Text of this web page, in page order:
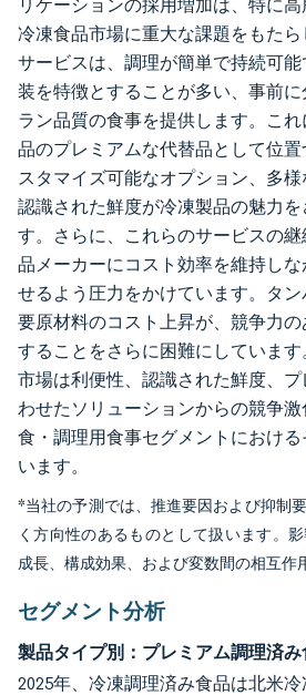
リケーションの採用増加は、特に
冷凍食品市場に重大な課題をもた
サービスは、調理が簡単で持続可
装を特徴とすることが多い、事前
ラン品質の食事を提供します。こ
品のプレミアムな代替品として位
スタマイズ可能なオプション、多様
認識された鮮度が冷凍製品の魅力
す。さらに、これらのサービスの
品メーカーにコスト効率を維持し
せるよう圧力をかけています。タ
要原材料のコスト上昇が、競争力
することをさらに困難にしていま
市場は利便性、認識された鮮度、
わせたソリューションからの競争
食・調理用食事セグメントにおけ
います。
*当社の予測では、推進要因および抑制
く方向性のあるものとして扱います。
成長、構成効果、および変数間の相互作
セグメント分析
製品タイプ別：プレミアム調理済
2025年、冷凍調理済み食品は北米冷